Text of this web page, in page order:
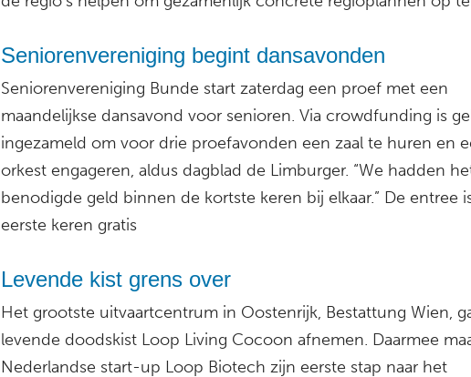
Seniorenvereniging begint dansavonden
Seniorenvereniging Bunde start zaterdag een proef met een
maandelijkse dansavond voor senioren. Via crowdfunding is
ingezameld om voor drie proefavonden een zaal te huren en
orkest engageren, aldus dagblad de Limburger. “We hadden
benodigde geld binnen de kortste keren bij elkaar.” De entree
eerste keren gratis
Levende kist grens over
Het grootste uitvaartcentrum in Oostenrijk, Bestattung Wien,
levende doodskist Loop Living Cocoon afnemen. Daarmee
Nederlandse start-up Loop Biotech zijn eerste stap naar het